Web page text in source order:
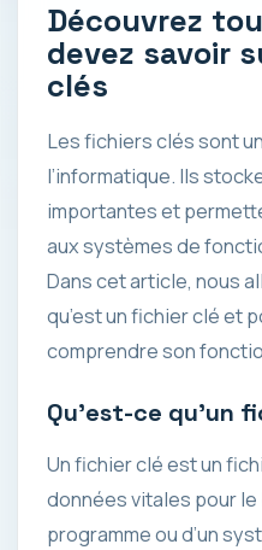
Découvrez
devez savoir
clés
Les fichiers clés sont
l’informatique. Ils
importantes et
aux systèmes de
Dans cet article, nous
qu’est un fichier clé et
comprendre son
Qu’est-ce qu’un
Un fichier clé est un
données vitales pour le
programme ou d’un